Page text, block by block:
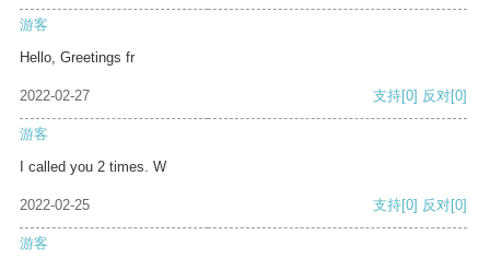
游客
Hello, Greetings fr
2022-02-27 支持[0] 反对[0]
游客
I called you 2 times. W
2022-02-25 支持[0] 反对[0]
游客